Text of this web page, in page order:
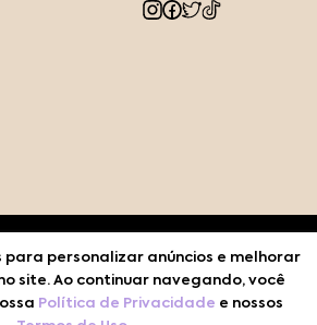
para personalizar anúncios e melhorar
site. Ao continuar navegando, você
Política de Privacidade e nossos